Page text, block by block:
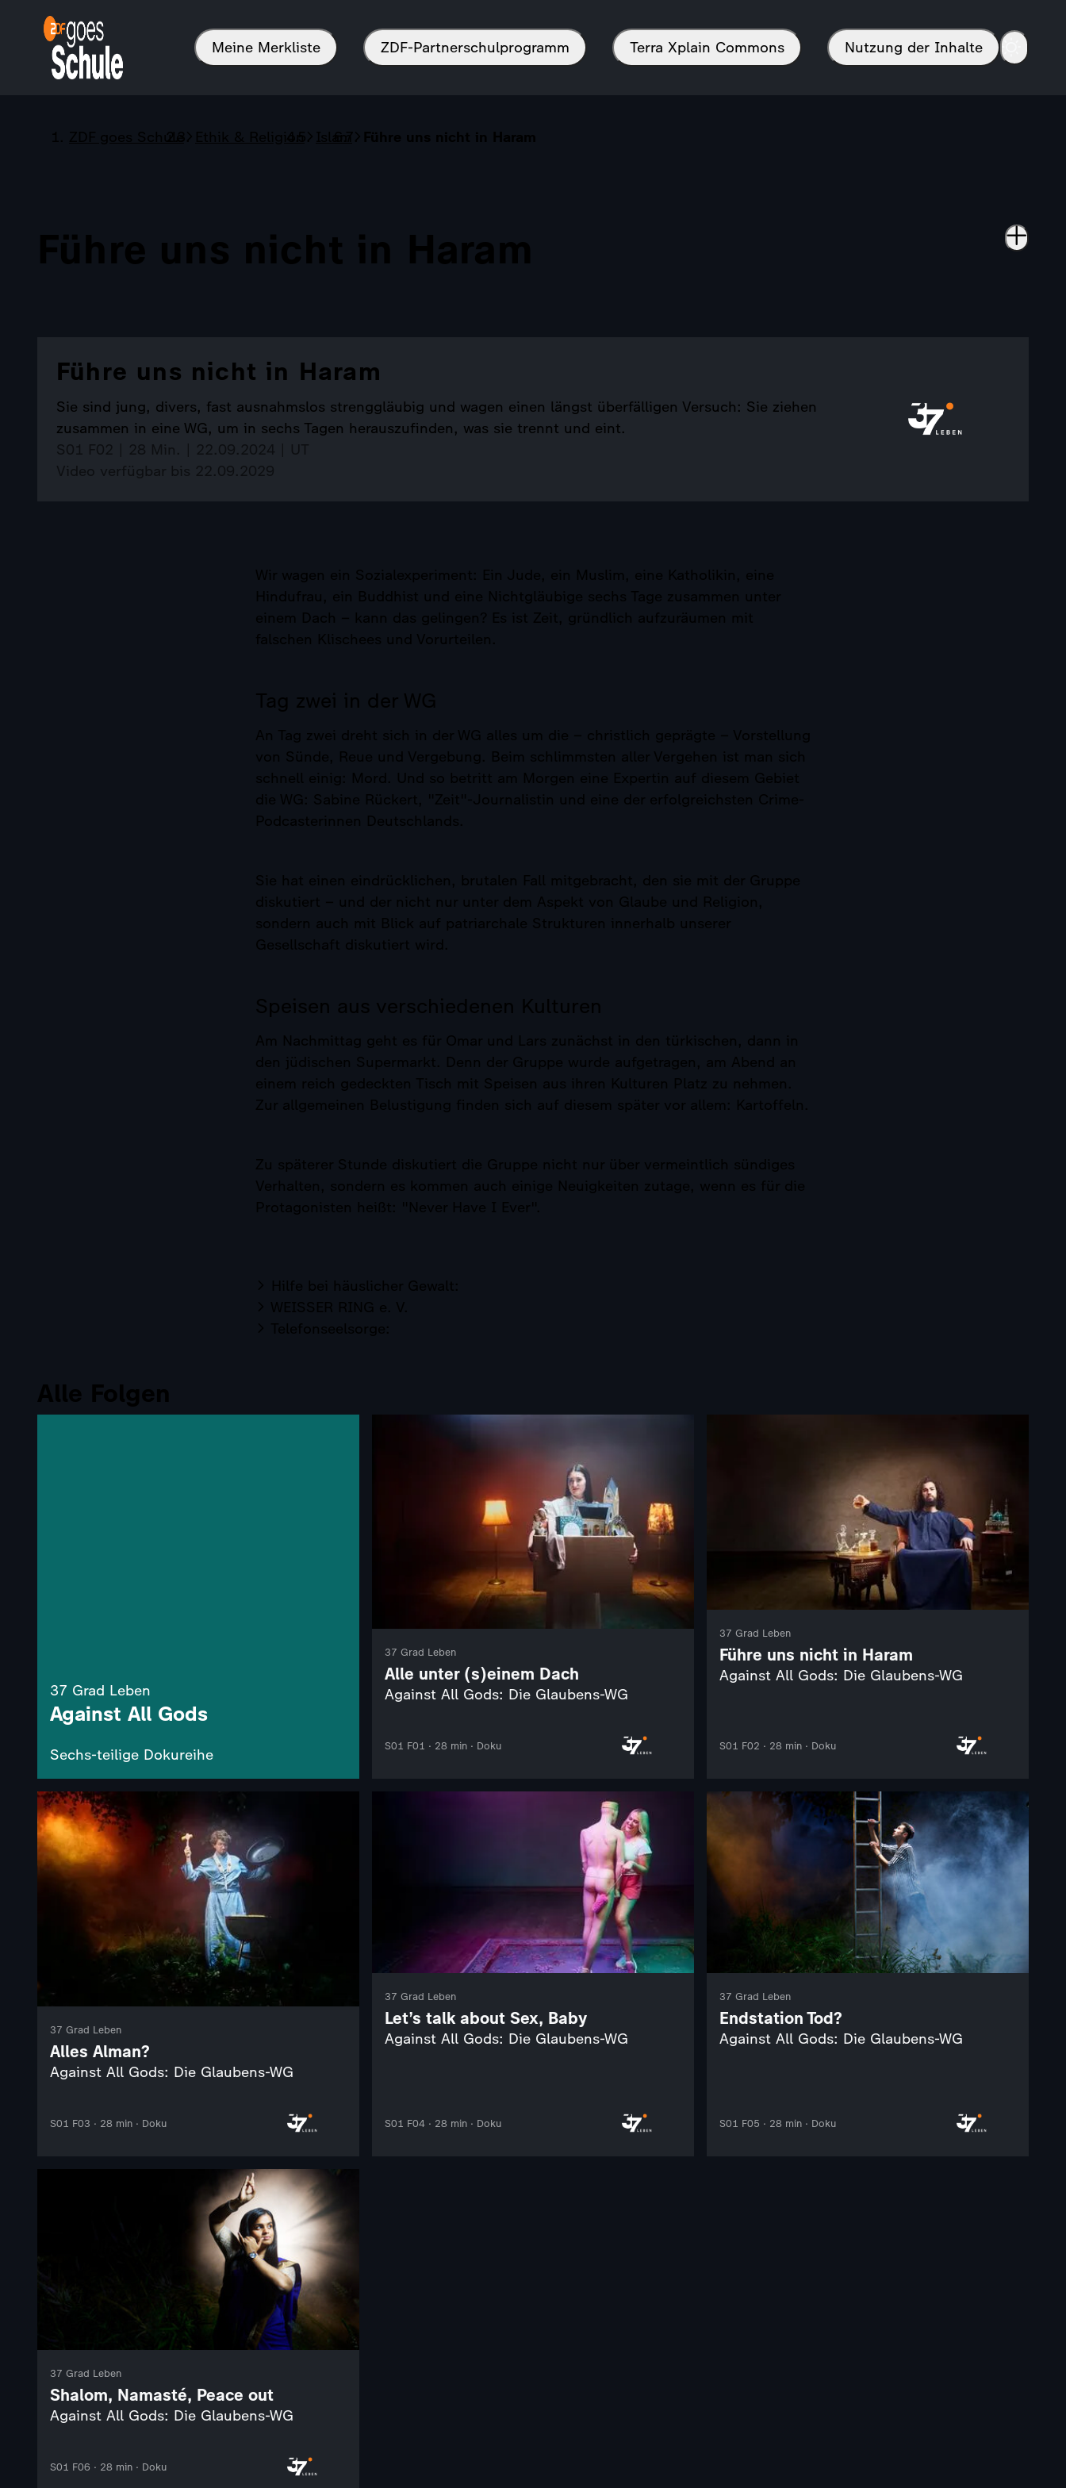
Meine Merkliste ZDF-Partnerschulprogramm Terra Xplain Commons Nutzung der Inhalte
ZDF goes Schule Ethik & Religion Islam Führe uns nicht in Haram
Führe uns nicht in Haram
Führe uns nicht in Haram
Sie sind jung, divers, fast ausnahmslos strenggläubig und wagen einen längst überfälligen Versuch: Sie ziehen
zusammen in eine WG, um in sechs Tagen herauszufinden, was sie trennt und eint.
S01 F02 | 28 Min. | 22.09.2024 | UT
Video verfügbar bis 22.09.2029
Wir wagen ein Sozialexperiment: Ein Jude, ein Muslim, eine Katholikin, eine
Hindufrau, ein Buddhist und eine Nichtgläubige sechs Tage zusammen unter
einem Dach – kann das gelingen? Es ist Zeit, gründlich aufzuräumen mit
falschen Klischees und Vorurteilen.
Tag zwei in der WG
An Tag zwei dreht sich in der WG alles um die – christlich geprägte – Vorstellung
von Sünde, Reue und Vergebung. Beim schlimmsten aller Vergehen ist man sich
schnell einig: Mord. Und so betritt am Morgen eine Expertin auf diesem Gebiet
die WG: Sabine Rückert, "Zeit"-Journalistin und eine der erfolgreichsten Crime-
Podcasterinnen Deutschlands.
Sie hat einen eindrücklichen, brutalen Fall mitgebracht, den sie mit der Gruppe
diskutiert – und der nicht nur unter dem Aspekt von Glaube und Religion,
sondern auch mit Blick auf patriarchale Strukturen innerhalb unserer
Gesellschaft diskutiert wird.
Speisen aus verschiedenen Kulturen
Am Nachmittag geht es für Omar und Lars zunächst in den türkischen, dann in
den jüdischen Supermarkt. Denn der Gruppe wurde aufgetragen, am Abend an
einem reich gedeckten Tisch mit Speisen aus ihren Kulturen Platz zu nehmen.
Zur allgemeinen Belustigung finden sich auf diesem später vor allem: Kartoffeln.
Zu späterer Stunde diskutiert die Gruppe nicht nur über vermeintlich sündiges
Verhalten, sondern es kommen auch einige Neuigkeiten zutage, wenn es für die
Protagonisten heißt: "Never Have I Ever".
Hilfe bei häuslicher Gewalt:
WEISSER RING e. V.
Telefonseelsorge:
Alle Folgen
37 Grad Leben
Against All Gods
Sechs-teilige Dokureihe
37 Grad Leben
Alle unter (s)einem Dach
Against All Gods: Die Glaubens-WG
S01 F01 · 28 min · Doku
37 Grad Leben
Führe uns nicht in Haram
Against All Gods: Die Glaubens-WG
S01 F02 · 28 min · Doku
37 Grad Leben
Alles Alman?
Against All Gods: Die Glaubens-WG
S01 F03 · 28 min · Doku
37 Grad Leben
Let’s talk about Sex, Baby
Against All Gods: Die Glaubens-WG
S01 F04 · 28 min · Doku
37 Grad Leben
Endstation Tod?
Against All Gods: Die Glaubens-WG
S01 F05 · 28 min · Doku
37 Grad Leben
Shalom, Namasté, Peace out
Against All Gods: Die Glaubens-WG
S01 F06 · 28 min · Doku